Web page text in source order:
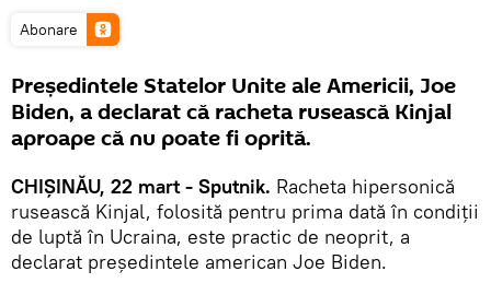
Abonare
Președintele Statelor Unite ale Americii, Joe
Biden, a declarat că racheta rusească Kinjal
aproape că nu poate fi oprită.
CHIȘINĂU, 22 mart - Sputnik. Racheta hipersonică
rusească Kinjal, folosită pentru prima dată în condiții
de luptă în Ucraina, este practic de neoprit, a
declarat președintele american Joe Biden.